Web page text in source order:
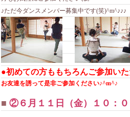
♪ただ今ダンスメンバー募集中です(笑)^m^♪♪♪
●初めての方ももちろんご参加い
お友達を誘って是非ご参加ください♪^m^♪
■ ②６月１１日（金）１０：